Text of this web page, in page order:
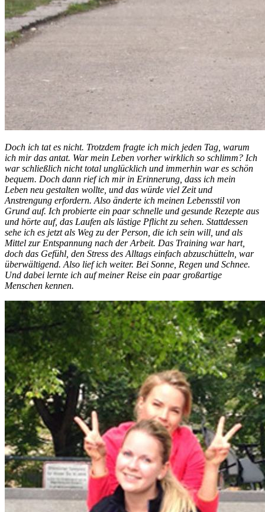
Doch ich tat es nicht. Trotzdem fragte ich mich jeden Tag, warum
ich mir das antat. War mein Leben vorher wirklich so schlimm? Ich
war schließlich nicht total unglücklich und immerhin war es schön
bequem. Doch dann rief ich mir in Erinnerung, dass ich mein
Leben neu gestalten wollte, und das würde viel Zeit und
Anstrengung erfordern. Also änderte ich meinen Lebensstil von
Grund auf. Ich probierte ein paar schnelle und gesunde Rezepte aus
und hörte auf, das Laufen als lästige Pflicht zu sehen. Stattdessen
sehe ich es jetzt als Weg zu der Person, die ich sein will, und als
Mittel zur Entspannung nach der Arbeit. Das Training war hart,
doch das Gefühl, den Stress des Alltags einfach abzuschütteln, war
überwältigend. Also lief ich weiter. Bei Sonne, Regen und Schnee.
Und dabei lernte ich auf meiner Reise ein paar großartige
Menschen kennen.